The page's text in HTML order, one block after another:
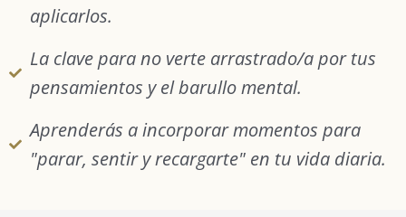
aplicarlos.
La clave para no verte arrastrado/a por tus
pensamientos y el barullo mental.
Aprenderás a incorporar momentos para
"parar, sentir y recargarte" en tu vida diaria.